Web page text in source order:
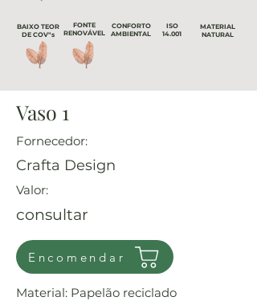
BAIXO TEOR
DE COV"s
FONTE
RENOVÁVEL
CONFORTO
AMBIENTAL
ISO
14.001
MATERIAL
NATURAL
Vaso 1
Fornecedor:
Crafta Design
Valor:
consultar
Encomendar
Material: Papelão reciclado